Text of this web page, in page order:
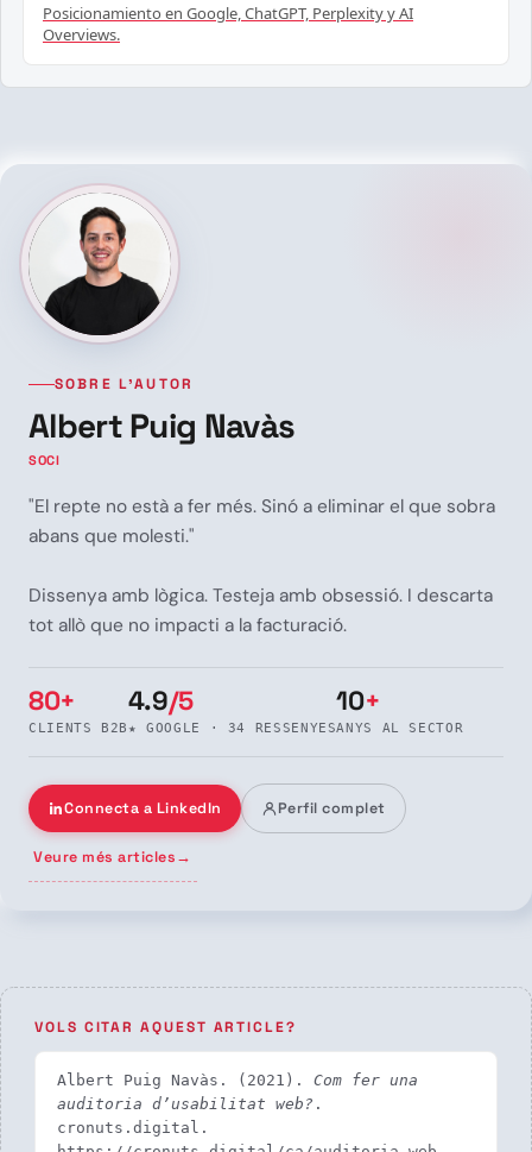
Posicionamiento en Google, ChatGPT, Perplexity y AI
Overviews.
SOBRE L’AUTOR
Albert Puig Navàs
SOCI
"El repte no està a fer més. Sinó a eliminar el que sobra
abans que molesti."
Dissenya amb lògica. Testeja amb obsessió. I descarta
tot allò que no impacti a la facturació.
80+
CLIENTS B2B
4.9/5
★ GOOGLE · 34 RESSENYES
10+
ANYS AL SECTOR
Connecta a LinkedIn Perfil complet
Veure més articles→
VOLS CITAR AQUEST ARTICLE?
Albert Puig Navàs. (2021). Com fer una
auditoria d’usabilitat web? .
cronuts.digital.